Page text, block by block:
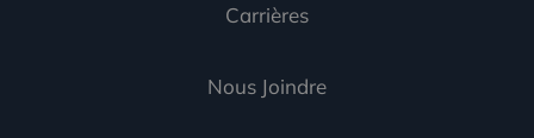
Carrières
Nous Joindre